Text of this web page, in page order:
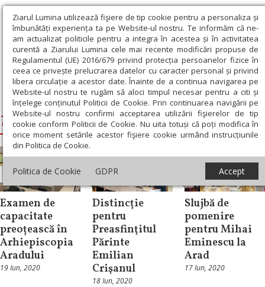
Ziarul Lumina utilizează fişiere de tip cookie pentru a personaliza și
îmbunătăți experiența ta pe Website-ul nostru. Te informăm că ne-
am actualizat politicile pentru a integra în acestea și în activitatea
curentă a Ziarului Lumina cele mai recente modificări propuse de
Regulamentul (UE) 2016/679 privind protecția persoanelor fizice în
ceea ce privește prelucrarea datelor cu caracter personal și privind
libera circulație a acestor date. Înainte de a continua navigarea pe
Website-ul nostru te rugăm să aloci timpul necesar pentru a citi și
înțelege conținutul Politicii de Cookie. Prin continuarea navigării pe
Website-ul nostru confirmi acceptarea utilizării fişierelor de tip
cookie conform Politicii de Cookie. Nu uita totuși că poți modifica în
orice moment setările acestor fişiere cookie urmând instrucțiunile
din Politica de Cookie.
Politica de Cookie GDPR Accept
Ziarul Lumina › Timotei, Arhiepiscopul Aradului
Timotei, Arhiepiscopul Aradului
Știri
Examen de
capacitate
preoțească în
Arhiepiscopia
Aradului
19 Iun, 2020
Știri
Distincție
pentru
Preasfinţitul
Părinte
Emilian
Crişanul
18 Iun, 2020
Slujbă de
pomenire
pentru Mihai
Eminescu la
Arad
17 Iun, 2020